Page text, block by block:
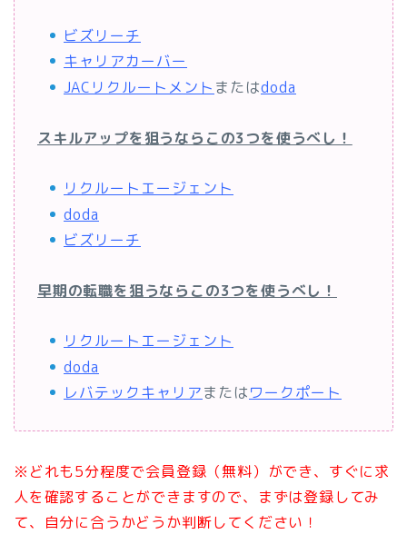
ビズリーチ
キャリアカーバー
JACリクルートメント またはdoda
スキルアップを狙うならこの3つを使うべし！
リクルートエージェント
doda
ビズリーチ
早期の転職を狙うならこの3つを使うべし！
リクルートエージェント
doda
レバテックキャリアまたはワークポート
※どれも5分程度で会員登録（無料）ができ、すぐに求
人を確認することができますので、まずは登録してみ
て、自分に合うかどうか判断してください！